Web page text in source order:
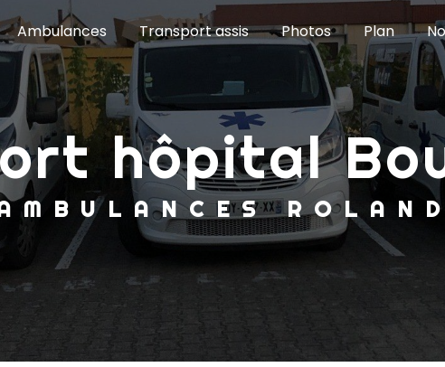
Ambulances Transport assis Photos Plan
hôpital
AMBULANCES ROLAND